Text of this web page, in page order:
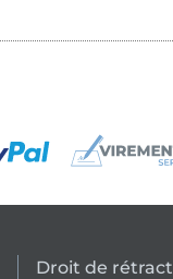
Droit de